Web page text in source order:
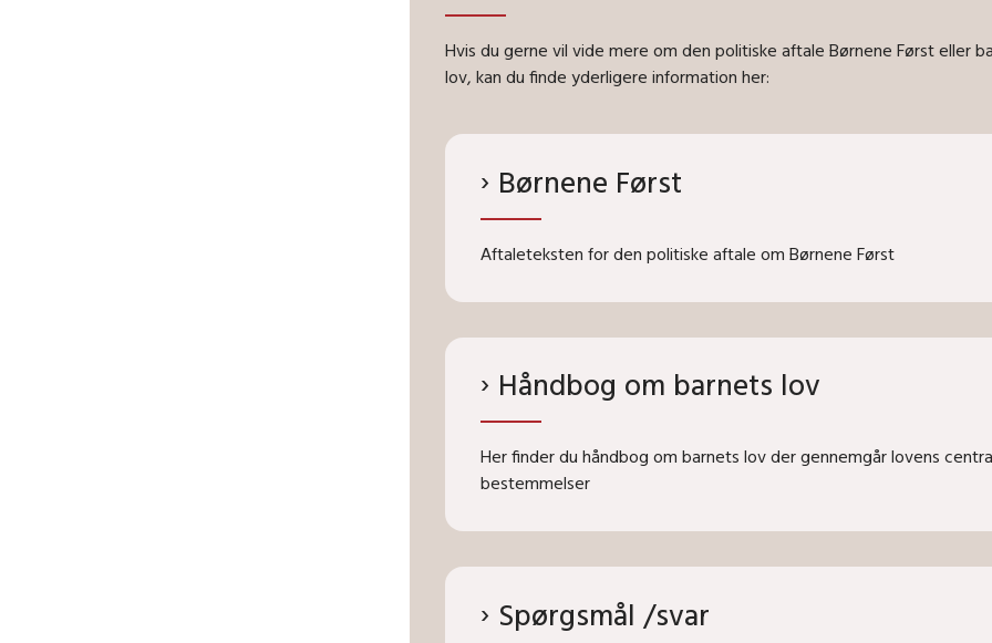
Hvis du gerne vil vide mere om den politiske aftale Børnene Først eller
lov, kan du finde yderligere information her:
Børnene Først
Aftaleteksten for den politiske aftale om Børnene Først
Håndbog om barnets lov
Her finder du håndbog om barnets lov der gennemgår lovens
bestemmelser
Spørgsmål /svar